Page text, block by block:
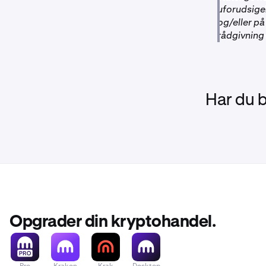
og/eller
Har du
Opgrader din kryptohandel.